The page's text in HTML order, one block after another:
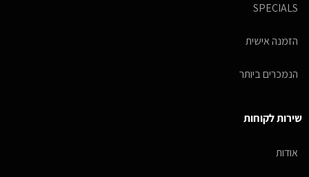
SPECIALS
הזמנה אישית
הנמכרים ביותר
שירות לקוחות
אודות